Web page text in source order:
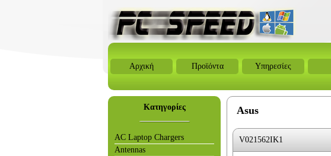
Αρχική Προϊόντα Υπηρεσίες
Κατηγορίες
AC Laptop Chargers
Antennas
Asus
V021562IK1